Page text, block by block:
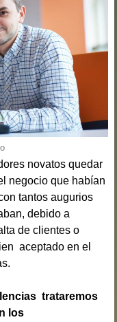
novatos quedar
negocio que habían
tantos augurios
debido a
de clientes o
aceptado en el
trataremos
los